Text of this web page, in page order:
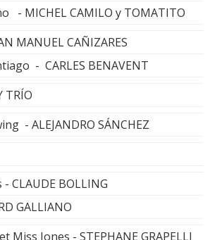
- MICHEL CAMILO y TOMATITO
MANUEL CAÑIZARES
- CARLES BENAVENT
TRÍO
- ALEJANDRO SÁNCHEZ
CLAUDE BOLLING
GALLIANO
Miss Jones - STEPHANE GRAPELLI